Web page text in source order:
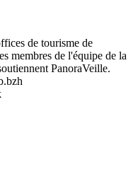
de tourisme de
membres de l'équipe de la
PanoraVeille.